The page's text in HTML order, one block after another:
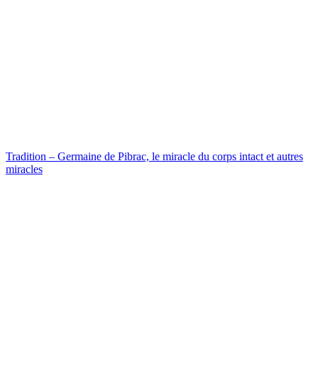
Tradition – Germaine de Pibrac, le miracle du corps intact et autres
miracles